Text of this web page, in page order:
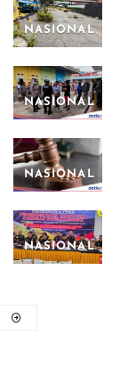
NASIONAL
NASIONAL
NASIONAL
NASIONAL